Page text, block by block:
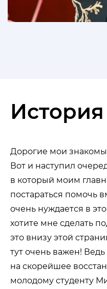
История
Дорогие мои
Вот и наступил
в который моим
постараться помочь
очень нуждается в
хотите мне сделать
это внизу этой
тут очень важен!
на скорейшее
молодому студенту